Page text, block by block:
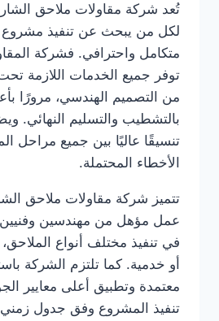
تُعد شركة مقاولات ملاحق
لكل من يبحث عن تنفيذ
متكامل واحترافي. فشركة
توفر جميع الخدمات اللازمة
من التصميم الهندسي، مرورًا
بالتشطيب والتسليم النهائي.
تنسيقًا عاليًا بين جميع مراحل
الأخطاء المحتملة.
تتميز شركة مقاولات ملاحق
عمل مؤهل من مهندسين
في تنفيذ مختلف أنواع
أو خدمية. كما تلتزم الشركة
معتمدة وتطبيق أعلى معايير
تنفيذ المشروع وفق جدول زمني